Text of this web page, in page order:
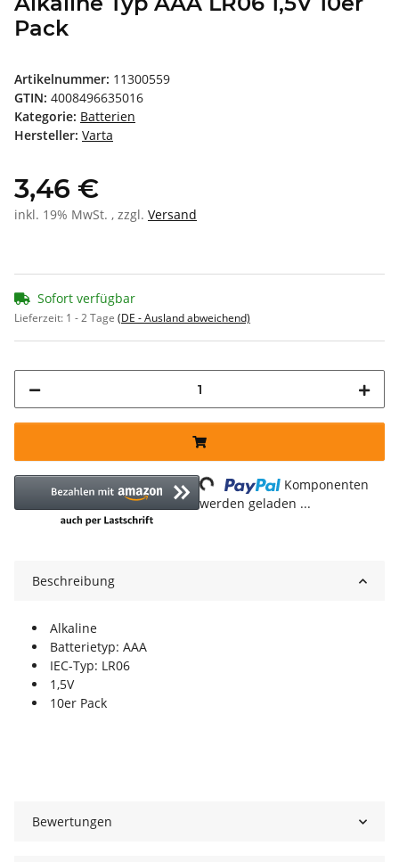
Pack
Artikelnummer: 11300559
GTIN: 4008496635016
Kategorie: Batterien
Hersteller: Varta
3,46 €
inkl. 19% MwSt. , zzgl. Versand
Sofort verfügbar
Lieferzeit: 1 - 2 Tage (DE - Ausland abweichend)
Loading...
Komponenten
werden geladen ...
Beschreibung
Alkaline
Batterietyp: AAA
IEC-Typ: LR06
1,5V
10er Pack
Bewertungen